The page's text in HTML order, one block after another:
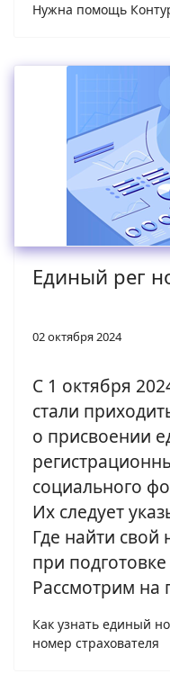
Нужна помощь
Единый рег
02 октября 2024
С 1 октября
стали
о присвоении
социального
Их следует
Где найти свой
при
Рассмотрим на
Как узнать единый
номер страхователя